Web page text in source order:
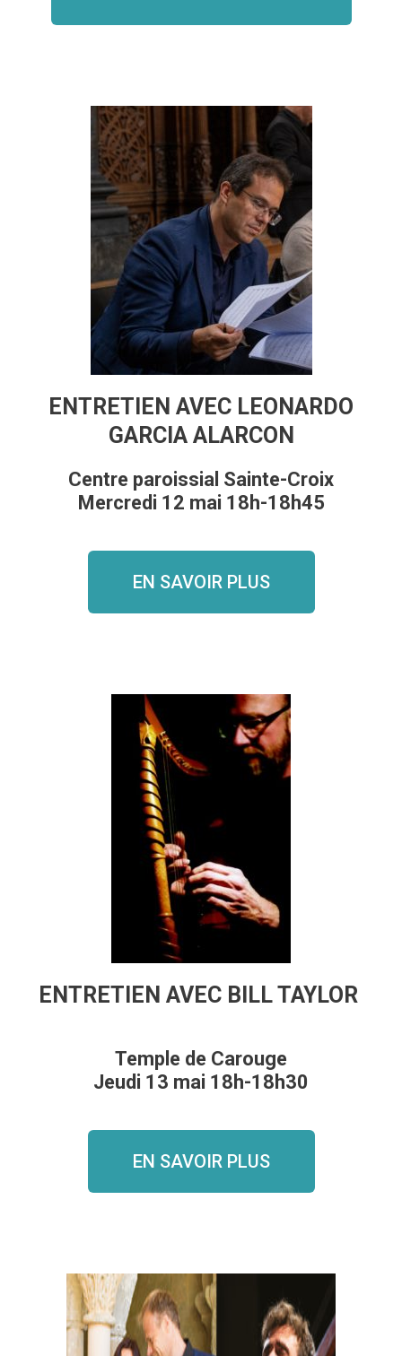
ENTRETIEN AVEC LEONARDO
GARCIA ALARCON
Centre paroissial Sainte-Croix
Mercredi 12 mai 18h-18h45
EN SAVOIR PLUS
ENTRETIEN AVEC BILL TAYLOR
Temple de Carouge
Jeudi 13 mai 18h-18h30
EN SAVOIR PLUS